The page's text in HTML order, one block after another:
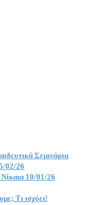
Σεμινάρια
02/26
10/01/26
Τι ισχύει!